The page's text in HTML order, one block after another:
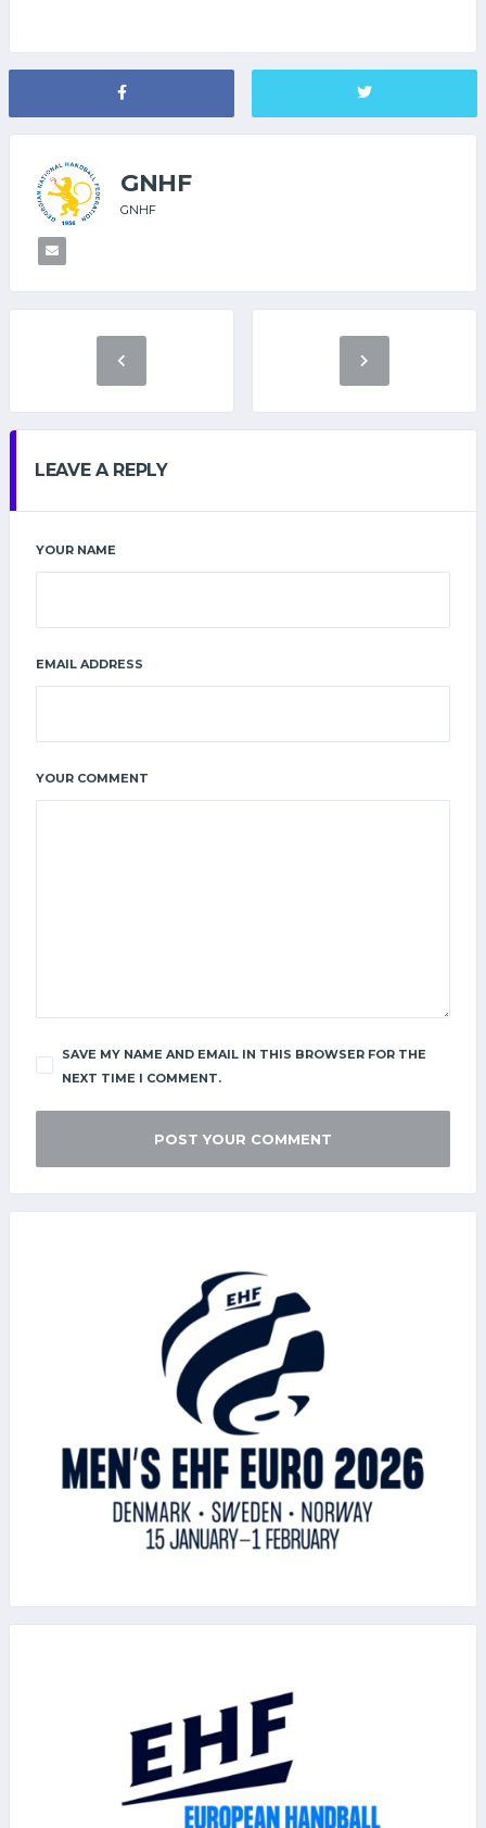
GNHF
GNHF
LEAVE A REPLY
YOUR NAME
EMAIL ADDRESS
YOUR COMMENT
SAVE MY NAME AND EMAIL IN THIS BROWSER FOR THE
NEXT TIME I COMMENT.